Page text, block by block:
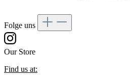
Folge uns
Our Store
Find us at: